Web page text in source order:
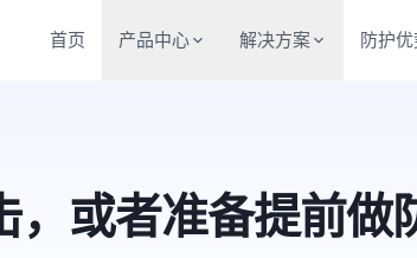
首页 产品中心 解决方案 防护
，或者准备提前做